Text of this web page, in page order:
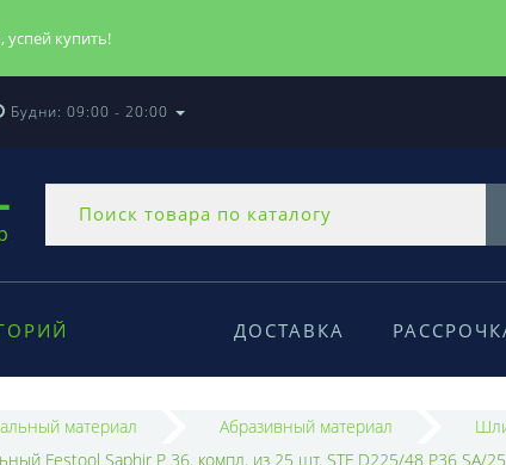
успей купить!
Будни: 09:00 - 20:00
ДОСТАВКА
материал Абразивный материал
Festool Saphir P 36. компл. из 25 шт. STF D225/48 P36 SA/25